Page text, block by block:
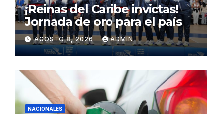
¡Reinas del Caribe invictas!
Jornada de oro para el país
AGOSTO 8, 2026 ADMIN
NACIONALES